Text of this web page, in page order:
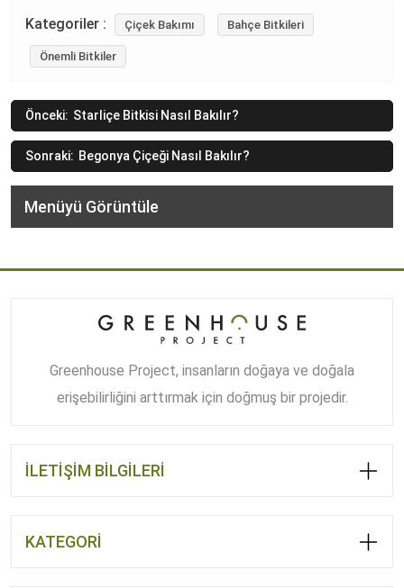
Kategoriler : Çiçek Bakımı Bahçe Bitkileri
Önemli Bitkiler
Yazı
gezinmesi
Önceki: Starliçe Bitkisi Nasıl Bakılır?
Sonraki: Begonya Çiçeği Nasıl Bakılır?
Menüyü Görüntüle
Greenhouse Project, insanların doğaya ve doğala
erişebilirliğini arttırmak için doğmuş bir projedir.
İLETİŞİM BİLGİLERİ
KATEGORİ